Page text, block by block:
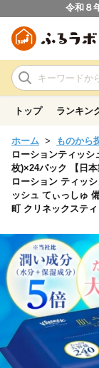
令和８
トップ ランキン
ホーム ものから
ローションティッ
枚)×24パック 【日
ローション ティッ
ッシュ てぃっしゅ
町 クリネックステ